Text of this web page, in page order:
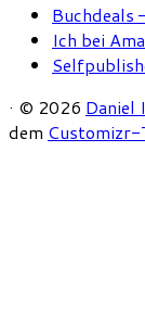
Buchdeals
Ich bei
· © 2026 Daniel
dem Customizr-